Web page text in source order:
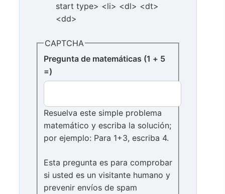
start type> <li> <dl> <dt>
<dd>
CAPTCHA
Pregunta de matemáticas (1 + 5
=)
Resuelva este simple problema
matemático y escriba la solución;
por ejemplo: Para 1+3, escriba 4.
Esta pregunta es para comprobar
si usted es un visitante humano y
prevenir envíos de spam